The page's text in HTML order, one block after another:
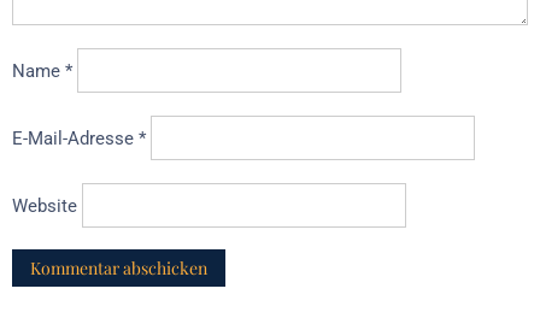
Name *
E-Mail-Adresse *
Website